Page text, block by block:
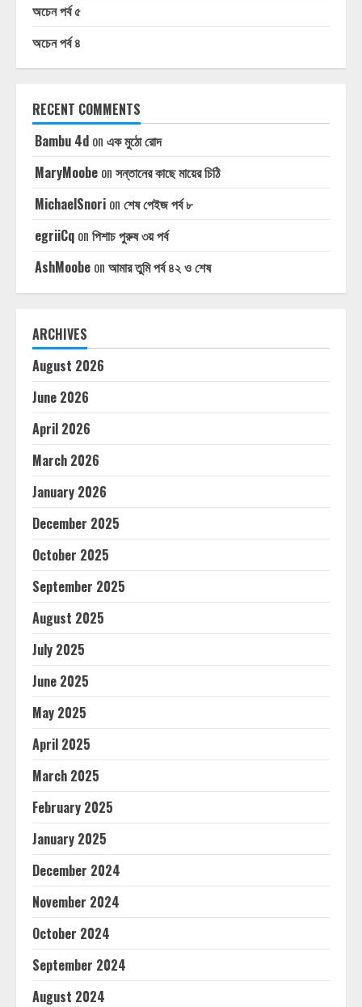
অচেন পর্ব ৫
অচেন পর্ব ৪
RECENT COMMENTS
Bambu 4d on এক মুঠো রোদ
MaryMoobe on সন্তানের কাছে মায়ের চিঠি
MichaelSnori on শেষ পেইজ পর্ব ৮
egriiCq on পিশাচ পুরুষ ৩য় পর্ব
AshMoobe on আমার তুমি পর্ব ৪২ ও শেষ
ARCHIVES
August 2026
June 2026
April 2026
March 2026
January 2026
December 2025
October 2025
September 2025
August 2025
July 2025
June 2025
May 2025
April 2025
March 2025
February 2025
January 2025
December 2024
November 2024
October 2024
September 2024
August 2024